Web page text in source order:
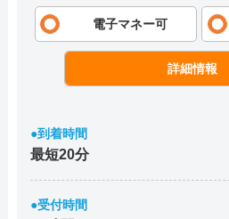
電子マネー可
詳細情報
●到着時間
最短20分
●受付時間